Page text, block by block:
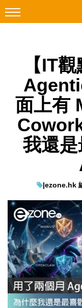
Facebook
科技焦點
網絡生活
遊戲動漫
教學評測
生成式AI與雲端應用
Enterprise Digital
特集
【IT
面上有
我還
|ezone.hk